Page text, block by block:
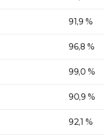
91,9 %
96,8 %
99,0 %
90,9 %
92,1 %